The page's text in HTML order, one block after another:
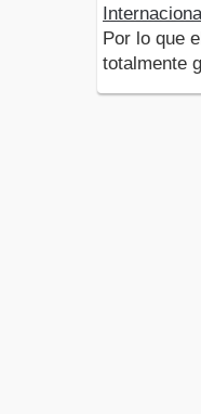
Por lo que
totalmente